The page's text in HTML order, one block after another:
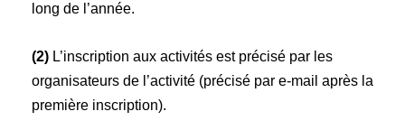
long de l’année.
(2) L’inscription aux activités est précisé par les
organisateurs de l’activité (précisé par e-mail après la
première inscription).